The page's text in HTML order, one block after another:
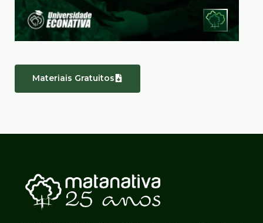
Materiais Gratuitos